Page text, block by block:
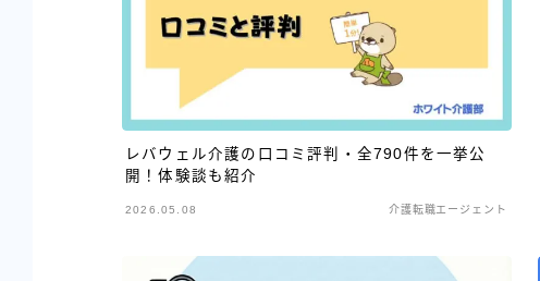
レバウェル介護の口コミ評判・全790件を一挙公
開！体験談も紹介
2026.05.08 介護転職エージェント